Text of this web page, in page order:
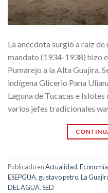
La anécdota surgió a raíz
mandato (1934-1938) hizo
Pumarejo a la Alta Guajira.
indígena Glicerio Pana
Laguna de Tucacas e
varios jefes tradicionales
Publicado enActualidad,Economía
ESEPGUA, gustavo petro,La
DEL AGUA,SED